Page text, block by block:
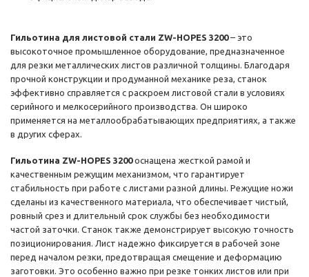
Гильотина для листовой стали ZW-HOPES 3200– это
высокоточное промышленное оборудование, предназначенное
для резки металлических листов различной толщины. Благодаря
прочной конструкции и продуманной механике реза, станок
эффективно справляется с раскроем листовой стали в условиях
серийного и мелкосерийного производства. Он широко
применяется на металлообрабатывающих предприятиях, а также
в других сферах.
Гильотина ZW-HOPES 3200оснащена жесткой рамой и
качественным режущим механизмом, что гарантирует
стабильность при работе с листами разной длины. Режущие ножи
сделаны из качественного материала, что обеспечивает чистый,
ровный срез и длительный срок службы без необходимости
частой заточки. Станок также демонстрирует высокую точность
позиционирования. Лист надежно фиксируется в рабочей зоне
перед началом резки, предотвращая смещение и деформацию
заготовки. Это особенно важно при резке тонких листов или при